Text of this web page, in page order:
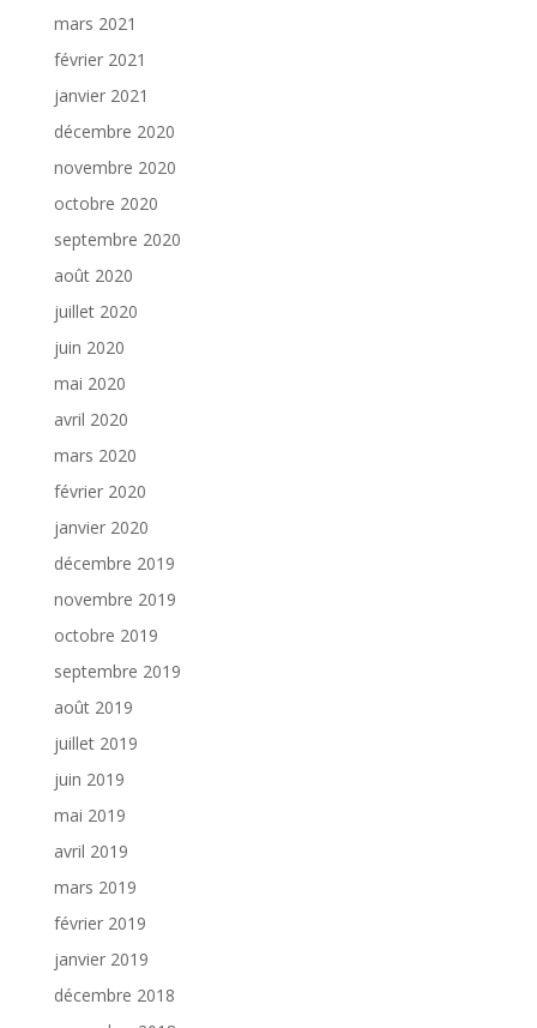
mars 2021
février 2021
janvier 2021
décembre 2020
novembre 2020
octobre 2020
septembre 2020
août 2020
juillet 2020
juin 2020
mai 2020
avril 2020
mars 2020
février 2020
janvier 2020
décembre 2019
novembre 2019
octobre 2019
septembre 2019
août 2019
juillet 2019
juin 2019
mai 2019
avril 2019
mars 2019
février 2019
janvier 2019
décembre 2018